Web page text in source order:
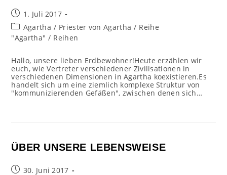
Beitrag
veröffentlicht:
1. Juli 2017
Beitrags-
Kategorie:
Agartha / Priester von Agartha / Reihe
"Agartha" / Reihen
Hallo, unsere lieben Erdbewohner!Heute erzählen wir
euch, wie Vertreter verschiedener Zivilisationen in
verschiedenen Dimensionen in Agartha koexistieren.Es
handelt sich um eine ziemlich komplexe Struktur von
"kommunizierenden Gefäßen", zwischen denen sich…
ÜBER UNSERE LEBENSWEISE
Beitrag30. Juni 2017